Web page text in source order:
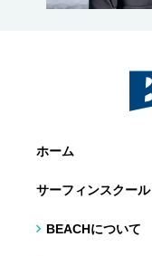
ホーム
サーフィンスクール
BEACHについて